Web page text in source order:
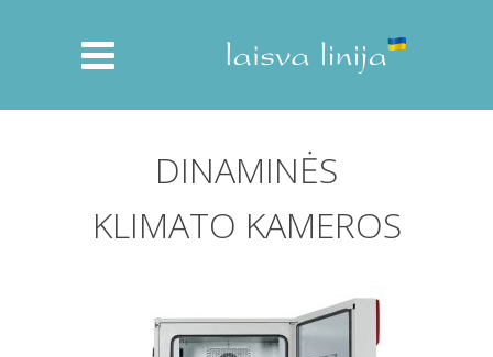
DINAMINĖS
KLIMATO KAMEROS